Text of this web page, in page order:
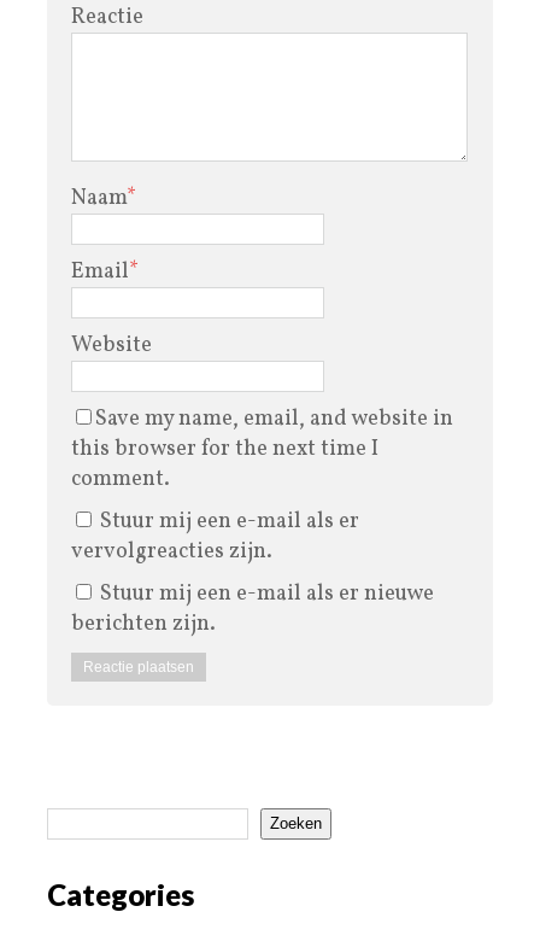
Reactie
Naam*
Email*
Website
Save my name, email, and website in
this browser for the next time I
comment.
Stuur mij een e-mail als er
vervolgreacties zijn.
Stuur mij een e-mail als er nieuwe
berichten zijn.
Zoeken
Categories